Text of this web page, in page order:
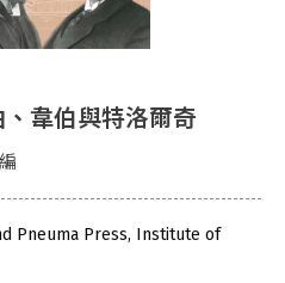
韋伯與特洛爾奇
Pneuma Press, Institute of